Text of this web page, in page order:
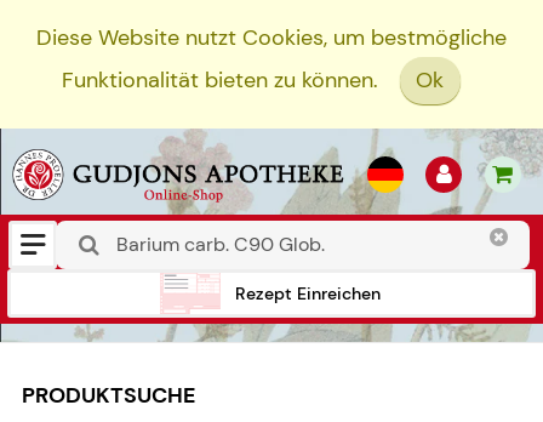
Diese Website nutzt Cookies, um bestmögliche
Funktionalität bieten zu können.
Ok
Rezept Einreichen
PRODUKTSUCHE